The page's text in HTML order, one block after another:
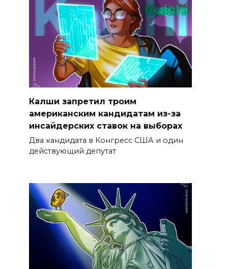
Калши запретил троим
американским кандидатам из-за
инсайдерских ставок на выборах
Два кандидата в Конгресс США и один
действующий депутат